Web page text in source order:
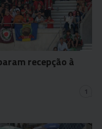
recepção à
1